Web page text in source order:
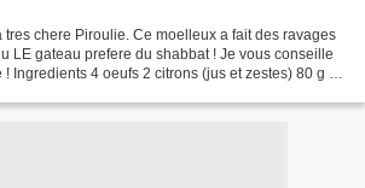
LE gateau prefere du shabbat ! Je vous conseille
Ingredients 4 oeufs 2 citrons (jus et zestes) 80 g de